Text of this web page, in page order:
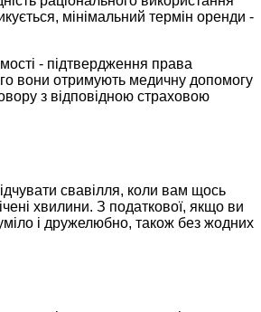
мінімальний термін оренди -
- підтвердження права
вони отримують медичну допомогу
з відповідною страховою
свавілля, коли вам щось
хвилини. З податкової, якщо ви
і дружелюбно, також без жодних